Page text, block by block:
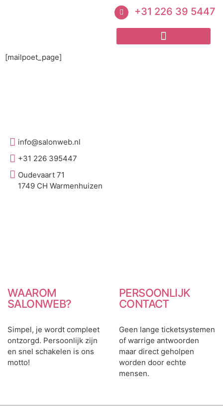
+31 226 39 5447
[mailpoet_page]
info@salonweb.nl
+31 226 395447
Oudevaart 71
1749 CH Warmenhuizen
WAAROM
SALONWEB?
Simpel, je wordt compleet
ontzorgd. Persoonlijk zijn
en snel schakelen is ons
motto!
PERSOONLIJK
CONTACT
Geen lange ticketsystemen
of warrige antwoorden
maar direct geholpen
worden door echte
mensen.